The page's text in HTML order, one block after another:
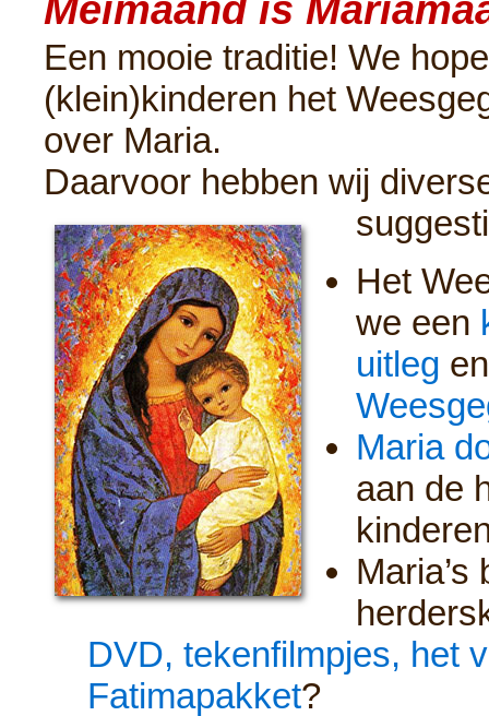
Meimaand is
Een mooie traditie! We
(klein)kinderen het
over Maria.
Daarvoor hebben wij
Het
we een
uitleg
Maria
aan de
DVD, tekenfilmpjes, het
Fatimapakket?